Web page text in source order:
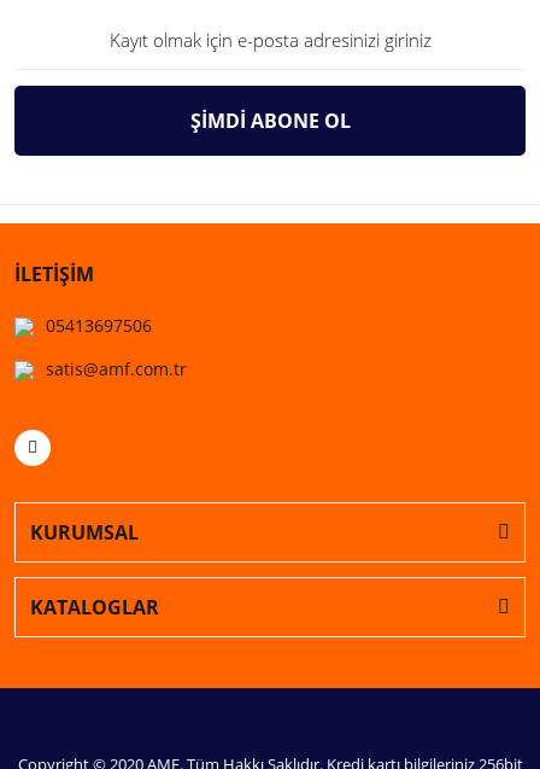
ŞİMDİ ABONE OL
İLETİŞİM
05413697506
satis@amf.com.tr
KURUMSAL
KATALOGLAR
Copyright © 2020 AMF. Tüm Hakkı Saklıdır. Kredi kartı bilgileriniz 256bit